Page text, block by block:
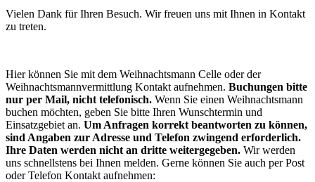
Vielen Dank für Ihren Besuch. Wir freuen uns mit Ihnen in Kontakt
zu treten.
Hier können Sie mit dem Weihnachtsmann Celle oder der
Weihnachtsmannvermittlung Kontakt aufnehmen. Buchungen bitte
nur per Mail, nicht telefonisch. Wenn Sie einen Weihnachtsmann
buchen möchten, geben Sie bitte Ihren Wunschtermin und
Einsatzgebiet an. Um Anfragen korrekt beantworten zu können,
sind Angaben zur Adresse und Telefon zwingend erforderlich.
Ihre Daten werden nicht an dritte weitergegeben. Wir werden
uns schnellstens bei Ihnen melden. Gerne können Sie auch per Post
oder Telefon Kontakt aufnehmen: